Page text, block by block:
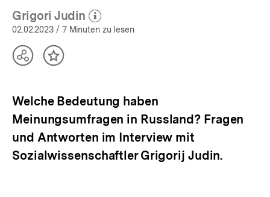
Grigori Judin
(Mehr zum Autor)
öffnen
02.02.2023 / 7 Minuten zu lesen
TeilenInhalt
Welche Bedeutung haben
Meinungsumfragen in Russland? Fragen
und Antworten im Interview mit
Sozialwissenschaftler Grigorij Judin.